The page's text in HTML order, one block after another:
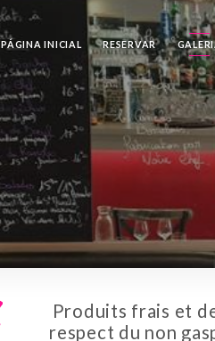
PÁGINA INICIAL RESERVAR
Produits frais et
respect du non